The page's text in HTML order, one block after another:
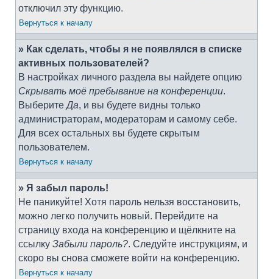
отключил эту функцию.
Вернуться к началу
» Как сделать, чтобы я не появлялся в списке
активных пользователей?
В настройках личного раздела вы найдете опцию
Скрывать моё пребывание на конференции.
ВыберитеДа, и вы будете видны только
администраторам, модераторам и самому себе.
Для всех остальных вы будете скрытым
пользователем.
Вернуться к началу
» Я забыл пароль!
Не паникуйте! Хотя пароль нельзя восстановить,
можно легко получить новый. Перейдите на
страницу входа на конференцию и щёлкните на
ссылку Забыли пароль?. Следуйте инструкциям, и
скоро вы снова сможете войти на конференцию.
Вернуться к началу